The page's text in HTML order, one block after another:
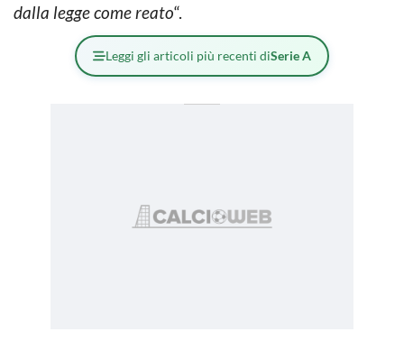
dalla legge come reato“.
Leggi gli articoli più recenti diSerie A